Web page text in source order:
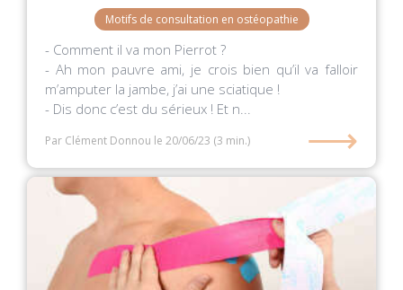
Motifs de consultation en ostéopathie
- Comment il va mon Pierrot ?
- Ah mon pauvre ami, je crois bien qu’il va falloir
m’amputer la jambe, j’ai une sciatique !
- Dis donc c’est du sérieux ! Et n...
Par Clément Donnou le 20/06/23 (3 min.) ⟶